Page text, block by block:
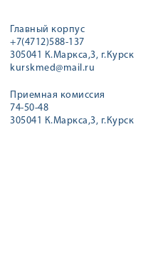
Главный корпус
+7(4712)588-137
305041 К.Маркса,3, г.Курск
kurskmed@mail.ru
Приемная комиссия
74-50-48
305041 К.Маркса,3, г.Курск